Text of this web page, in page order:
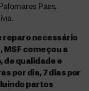
Paes,
reparo necessário
MSF começou a
qualidade e
por dia, 7 dias por
partos